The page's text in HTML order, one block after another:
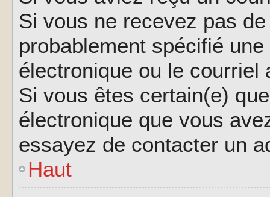
Si vous ne recevez pas
probablement spécifié
électronique ou le courriel
Si vous êtes certain(e)
électronique que vous
essayez de contacter un
Haut